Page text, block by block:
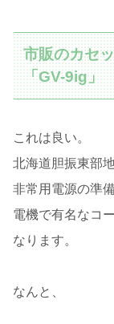
市販のカセ
「GV-9ig」
これは良い。
北海道胆振東部
非常用電源の準
電機で有名なコ
なります。
なんと、